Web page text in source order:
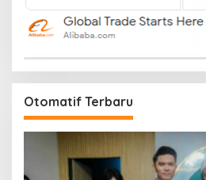
Otomatif Terbaru